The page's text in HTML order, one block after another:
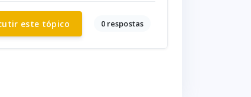
este tópico 0 respostas